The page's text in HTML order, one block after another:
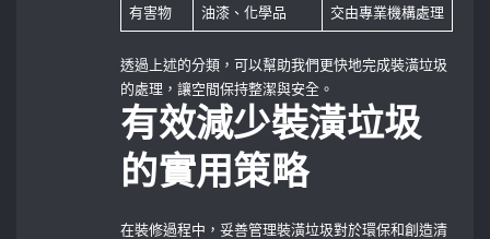
有害物
油漆、化學品 交由專業機構處理
透過上述的分類，可以幫助我們更快地完成裝潢垃圾
的處理，讓空間保持整潔與安全。
有效減少裝潢垃圾
的實用策略
在裝修過程中，妥善管理裝潢垃圾對於環保和創造清